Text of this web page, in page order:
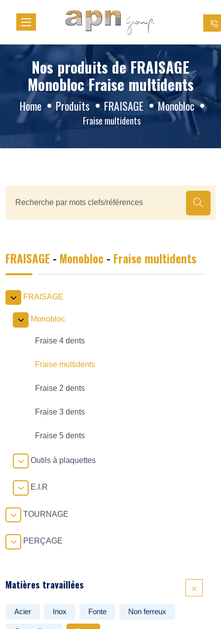
Nos produits de FRAISAGE
Monobloc Fraise multidents
Home Produits FRAISAGE Monobloc
Fraise multidents
FRAISAGE - Monobloc - Fraise multidents
FRAISAGE
Monobloc
Fraise 4 dents
Fraise multidents
Fraise 2 dents
Fraise 3 dents
Fraise 5 dents
Outils à plaquettes
E.I.R
TOURNAGE
PERÇAGE
Matières travaillées
Acier Inox Fonte Non ferreux